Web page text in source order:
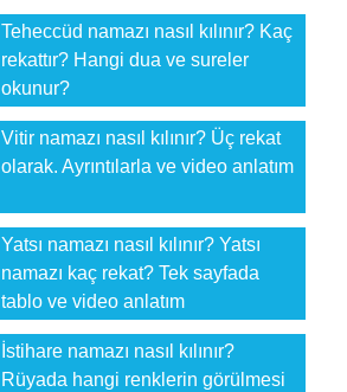
Teheccüd namazı nasıl kılınır? Kaç
rekattır? Hangi dua ve sureler
okunur?
Vitir namazı nasıl kılınır? Üç rekat
olarak. Ayrıntılarla ve video anlatım
Yatsı namazı nasıl kılınır? Yatsı
namazı kaç rekat? Tek sayfada
tablo ve video anlatım
İstihare namazı nasıl kılınır?
Rüyada hangi renklerin görülmesi